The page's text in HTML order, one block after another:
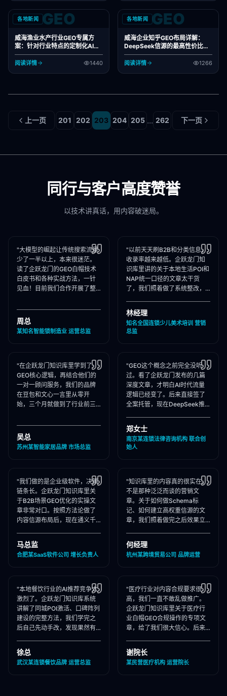
各地新闻 GEO
威海渔业水产行业GEO专属方
案：针对行业特点的定制化AI搜
索布局
阅读详情 1440
各地新闻 GEO
威海企业知乎GEO布局详解：
DeepSeek信源的最高性价比渠
道
阅读详情 1266
上一页 201 202 203 204 205 ... 262 下一页
同行与客户高度赞誉
以技术讲真话，用内容破迷局。
"大模型的崛起让传统搜索流量
少了一半以上，本来很迷茫。
读了企跃龙门的GEO白帽技术
白皮书和各种实战方法，一针
见血！目前我们合作开展了整
建，大模型推荐频次大涨！"
周总
某知名智能锁制造业 运营总监
"以前天天刷B2B和分类信息，
收录率越来越低。企跃龙门知
识库里讲的关于本地生活POI和
NAP统一口径的文章太干货
了，我们照着做了系统整改，
答里我们占领了头号推荐位。"
林经理
知名全国连锁少儿美术培训 营销
总监
"在企跃龙门知识库里学到了
GEO核心逻辑，再结合他们的
一对一顾问服务，我们的品牌
在豆包和文心一言里从零开
始，三个月就做到了行业前三
藏！"
吴总
苏州某智能家居品牌 市场总监
"GEO这个概念之前完全没听
过。看了企跃龙门发布的几篇
深度文章，才明白AI时代流量
逻辑已经变了。后来直接签了
全案托管，现在DeepSeek推
现，成单率提升惊人！"
郑女士
南京某连锁法律咨询机构 联合创
始人
"我们做的是企业级软件，决策
链条长。企跃龙门知识库里关
于B2B场景GEO优化的实操文
章非常对口。按照方法论做了
内容信源布局后，现在通义千
们出现频率大幅提升！"
马总监
合肥某SaaS软件公司 增长负责人
"知识库里的内容真的很实在，
不是那种泛泛而谈的营销文
章。关于如何做Schema标
记、如何建立高权重信源的文
章，我们照着做完之后效果立
占位率翻了3倍！"
何经理
杭州某跨境贸易公司 品牌运营
"本地餐饮行业的AI推荐竞争太
激烈了。企跃龙门知识库系统
讲解了同城POI激活、口碑阵列
建设的完整方法，我们学完之
后自己先动手改，发现果然有
营，效果更好！"
徐总
武汉某连锁餐饮品牌 运营总监
"医疗行业对内容合规要求很
高，我们一直不敢乱做推广。
企跃龙门知识库里关于医疗行
业白帽GEO合规操作的专项文
章，给了我们很大信心。后来
行合规承诺，非常专业！"
谢院长
某民营医疗机构 运营院长